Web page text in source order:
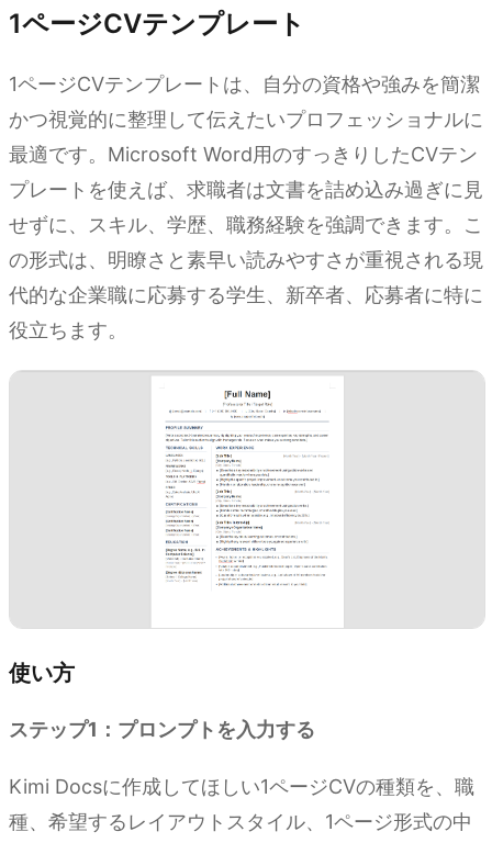
1ページCVテンプレート
1ページCVテンプレートは、自分の資格や強みを簡潔
かつ視覚的に整理して伝えたいプロフェッショナルに
最適です。Microsoft Word用のすっきりしたCVテン
プレートを使えば、求職者は文書を詰め込み過ぎに見
せずに、スキル、学歴、職務経験を強調できます。こ
の形式は、明瞭さと素早い読みやすさが重視される現
代的な企業職に応募する学生、新卒者、応募者に特に
役立ちます。
使い方
ステップ1：プロンプトを入力する
Kimi Docsに作成してほしい1ページCVの種類を、職
種、希望するレイアウトスタイル、1ページ形式の中